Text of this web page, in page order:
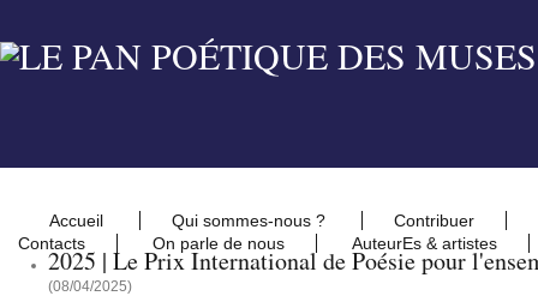
Accueil Qui sommes-nous ?
Contribuer
Contacts
On parle de nous AuteurEs & artistes
2025 | Le Prix International de Poésie pour
(08/04/2025)